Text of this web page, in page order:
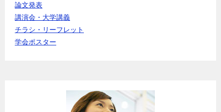
論文発表
講演会・大学講義
チラシ・リーフレット
学会ポスター